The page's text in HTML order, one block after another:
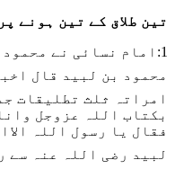
تین طلاق کے تین ہونے
1:امام نسائی نے محمود بن لبید سے روایت کیا:
محمود بن لبید قال
امراتہ ثلث تطلیقات
بکتاب اللہ عزوجل
فقال یا رسول اللہ
لبید رضی اللہ عنہ